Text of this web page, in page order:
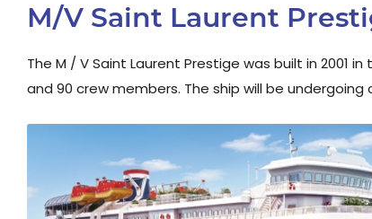
M/V Saint Laurent
The M / V Saint Laurent Prestige was built in 2001
and 90 crew members. The ship will be